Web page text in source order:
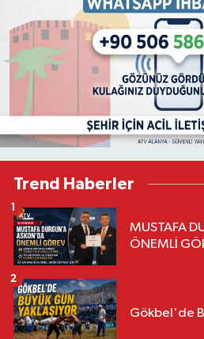
Trend Haberler
MUSTAFA
ÖNEMLİ
1
Gökbel'de
2